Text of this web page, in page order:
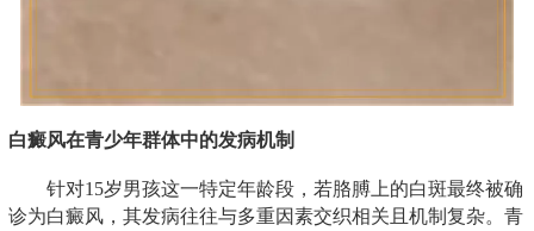
白癜风在青少年群体中的发病机制
针对15岁男孩这一特定年龄段，若胳膊上的白斑最终被确
诊为白癜风，其发病往往与多重因素交织相关且机制复杂。青